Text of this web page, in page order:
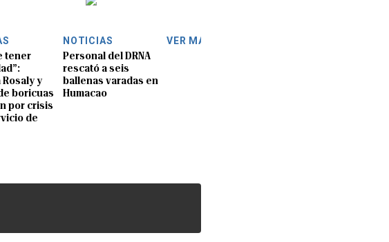
tener
y
boricuas
por crisis
de
NOTICIAS
Personal del DRNA
rescató a seis
ballenas varadas en
Humacao
VER MÁS